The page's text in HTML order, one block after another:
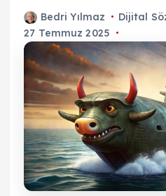
Bedri Yılmaz
Dijital
27 Temmuz 2025